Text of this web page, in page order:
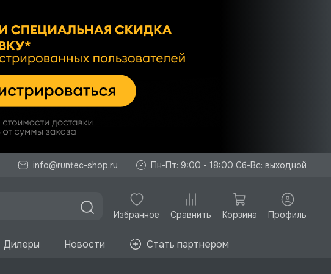
info@runtec-shop.ru Пн-Пт: 9:00 - 18:00 Сб-Вс: выходной
Избранное Сравнить Корзина Профиль
Дилеры Новости Стать партнером